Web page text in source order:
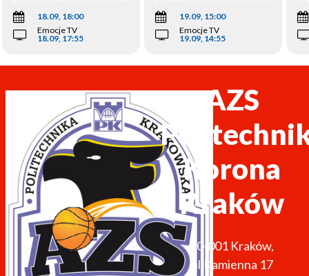
18.09, 18:00
Emocje TV
18.09, 17:55
19.09, 15:00
Emocje TV
19.09, 14:55
AZS
Korona
Kraków
30-001 Kraków,
ul.Kamienna 17